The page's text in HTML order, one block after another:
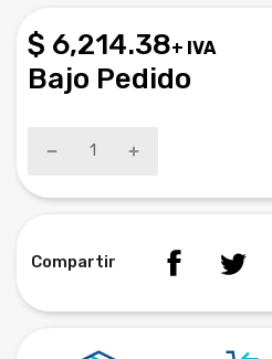
$ 6,214.38+ IVA
Bajo Pedido
Compartir